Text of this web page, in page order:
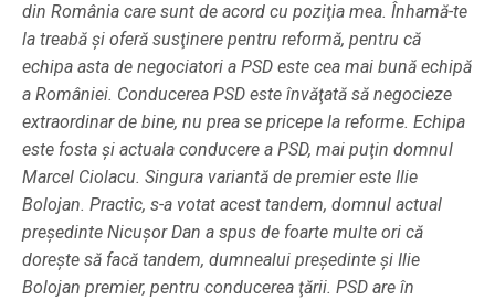
din România care sunt de acord cu poziţia mea. Înhamă-te
la treabă şi oferă susţinere pentru reformă, pentru că
echipa asta de negociatori a PSD este cea mai bună echipă
a României. Conducerea PSD este învăţată să negocieze
extraordinar de bine, nu prea se pricepe la reforme. Echipa
este fosta şi actuala conducere a PSD, mai puţin domnul
Marcel Ciolacu. Singura variantă de premier este Ilie
Bolojan. Practic, s-a votat acest tandem, domnul actual
preşedinte Nicuşor Dan a spus de foarte multe ori că
doreşte să facă tandem, dumnealui preşedinte şi Ilie
Bolojan premier, pentru conducerea ţării. PSD are în